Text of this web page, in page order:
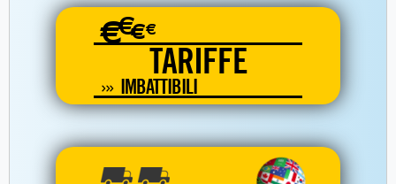
€€€€
TARIFFE
IMBATTIBILI